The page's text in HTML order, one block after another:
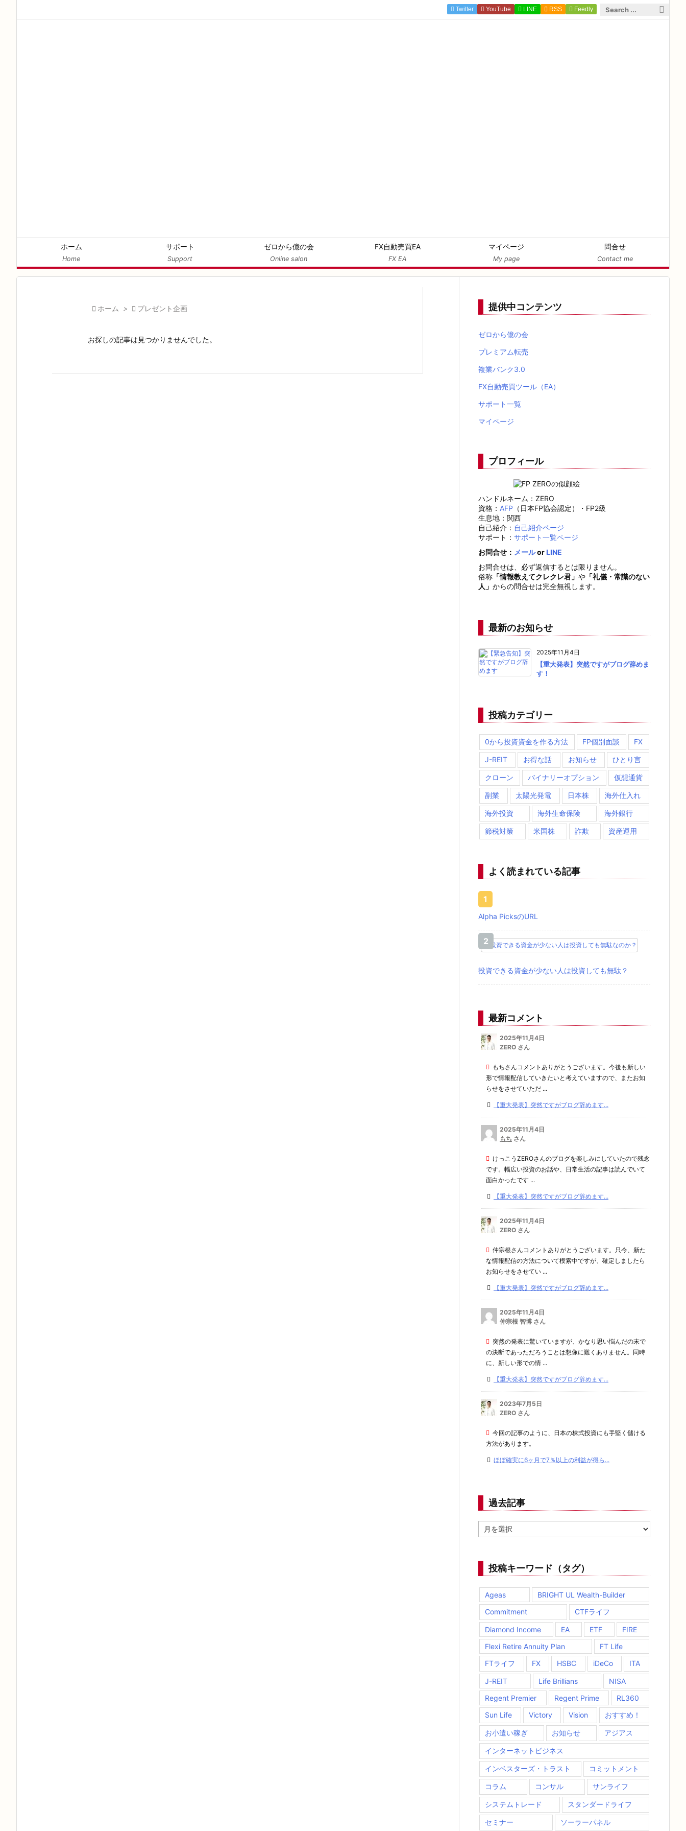
ホーム
Home
サポート
Support
ゼロから億の会
Online salon
FX自動売買EA
FX EA
マイページ
My page
問合せ
Contact me
Twitter YouTube LINE  RSS Feedly
 ホーム >  プレゼント企画
お探しの記事は見つかりませんでした。
提供中コンテンツ
ゼロから億の会
プレミアム転売
複業バンク3.0
FX自動売買ツール（EA）
サポート一覧
マイページ
プロフィール
ハンドルネーム：ZERO
資格： AFP （日本FP協会認定）・FP2級
生息地：関西
自己紹介： 自己紹介ページ
サポート： サポート一覧ページ
お問合せ： メールor LINE
お問合せは、必ず返信するとは限りません。
俗称 「情報教えてクレクレ君」 や 「礼儀・常識のない
人」 からの問合せは完全無視します。
最新のお知らせ
2025年11月4日
【重大発表】突然ですがブログ辞めま
す！
投稿カテゴリー
0から投資資金を作る方法 FP個別面談 FX
J-REIT お得な話 お知らせ ひとり言
クローン バイナリーオプション 仮想通貨
副業 太陽光発電 日本株 海外仕入れ
海外投資 海外生命保険 海外銀行
節税対策 米国株 詐欺 資産運用
よく読まれている記事
Alpha PicksのURL
投資できる資金が少ない人は投資しても無駄？
最新コメント
2025年11月4日
ZERO さん
もちさんコメントありがとうございます。今後も新しい
形で情報配信していきたいと考えていますので、またお知
らせをさせていただ ...
【重大発表】突然ですがブログ辞めます...
2025年11月4日
もち さん
けっこうZEROさんのブログを楽しみにしていたので残念
です。幅広い投資のお話や、日常生活の記事は読んでいて
面白かったです ...
【重大発表】突然ですがブログ辞めます...
2025年11月4日
ZERO さん
仲宗根さんコメントありがとうございます。只今、新た
な情報配信の方法について模索中ですが、確定しましたら
お知らせをさせてい ...
【重大発表】突然ですがブログ辞めます...
2025年11月4日
仲宗根 智博 さん
突然の発表に驚いていますが、かなり思い悩んだの末で
の決断であっただろうことは想像に難くありません。同時
に、新しい形での情 ...
【重大発表】突然ですがブログ辞めます...
2023年7月5日
ZERO さん
今回の記事のように、日本の株式投資にも手堅く儲ける
方法があります。
ほぼ確実に6ヶ月で7％以上の利益が得ら...
過去記事
去
投稿キーワード（タグ）
Ageas
BRIGHT UL Wealth-Builder
Commitment
CTFライフ
Diamond Income EA ETF
FIRE
Flexi Retire Annuity Plan
FT Life
FTライフ
FX HSBC iDeCo ITA
J-REIT Life Brillians
NISA
Regent Premier
Regent Prime
RL360
Sun Life
Victory Vision おすすめ！
お小遣い稼ぎ お知らせ アジアス
インターネットビジネス
インベスターズ・トラスト コミットメント
コラム コンサル サンライフ
システムトレード スタンダードライフ
セミナー ソーラーパネル